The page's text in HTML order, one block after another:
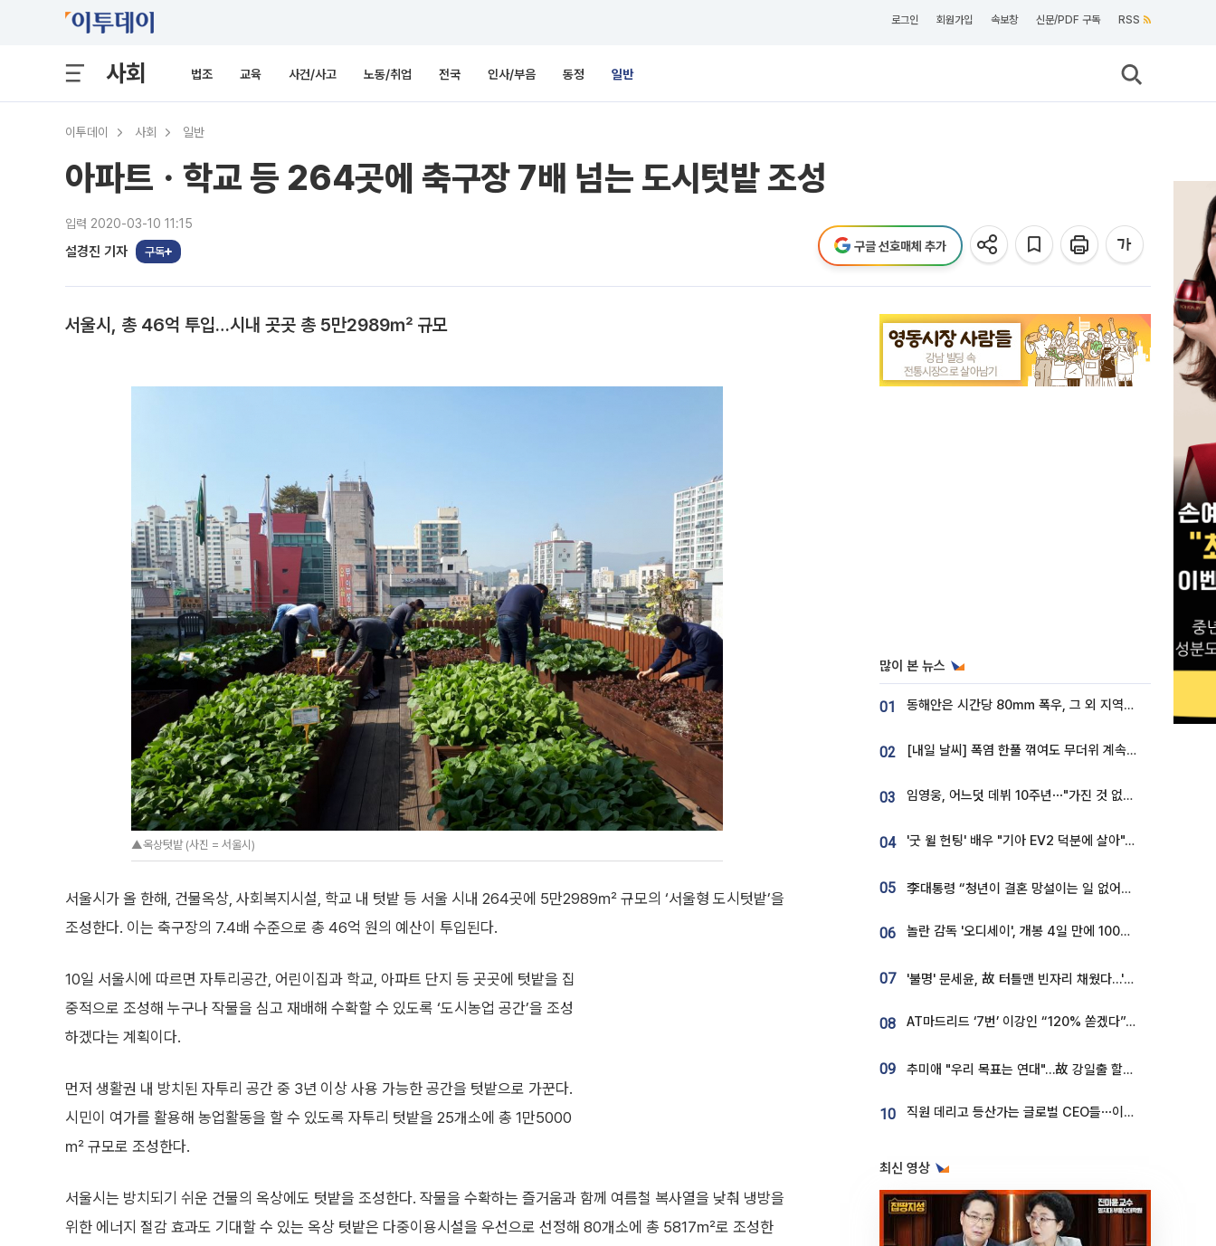
로그인 회원가입 속보창 신문/PDF 구독 RSS
사회 법조 교육 사건/사고 노동/취업 전국 인사/부음 동정 일반
이투데이 사회 일반
아파트ㆍ학교 등 264곳에 축구장 7배 넘는 도시텃밭 조성
입력 2020-03-10 11:15
설경진 기자 구독 구글 선호매체 추가
서울시, 총 46억 투입…시내 곳곳 총 5만2989㎡ 규모
▲옥상텃밭 (사진 = 서울시)
서울시가 올 한해, 건물옥상, 사회복지시설, 학교 내 텃밭 등 서울 시내 264곳에 5만2989㎡ 규모의 ‘서울형 도시텃밭’을
조성한다. 이는 축구장의 7.4배 수준으로 총 46억 원의 예산이 투입된다.
10일 서울시에 따르면 자투리공간, 어린이집과 학교, 아파트 단지 등 곳곳에 텃밭을 집
중적으로 조성해 누구나 작물을 심고 재배해 수확할 수 있도록 ‘도시농업 공간’을 조성
하겠다는 계획이다.
먼저 생활권 내 방치된 자투리 공간 중 3년 이상 사용 가능한 공간을 텃밭으로 가꾼다.
시민이 여가를 활용해 농업활동을 할 수 있도록 자투리 텃밭을 25개소에 총 1만5000
㎡ 규모로 조성한다.
서울시는 방치되기 쉬운 건물의 옥상에도 텃밭을 조성한다. 작물을 수확하는 즐거움과 함께 여름철 복사열을 낮춰 냉방을
위한 에너지 절감 효과도 기대할 수 있는 옥상 텃밭은 다중이용시설을 우선으로 선정해 80개소에 총 5817㎡로 조성한
많이 본 뉴스
01 동해안은 시간당 80㎜ 폭우, 그 외 지역은 폭염…‘극과 극 날씨’
02 [내일 날씨] 폭염 한풀 꺾여도 무더위 계속⋯동해안 이틀 연속 비
03 임영웅, 어느덧 데뷔 10주년⋯"가진 것 없던 시절, 내 앞엔 20명의 팬뿐"
04 '굿 윌 헌팅' 배우 "기아 EV2 덕분에 살아"…교통사고 후 안전성 극찬
05 李대통령 “청년이 결혼 망설이는 일 없어야...제도상 불이익 조사”
06 놀란 감독 '오디세이', 개봉 4일 만에 100만 돌파⋯'왕사남' 보다 빠르다
07 '불명' 문세윤, 故 터틀맨 빈자리 채웠다…'거북이' 눈물의 최종 우승
08 AT마드리드 ‘7번’ 이강인 “120% 쏟겠다”⋯시메오네 감독 “필요한 선수”
09 추미애 "우리 목표는 연대"…故 강일출 할머니 흉상 제막
10 직원 데리고 등산가는 글로벌 CEO들⋯이유 있었네
최신 영상